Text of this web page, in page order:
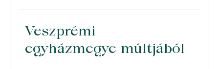
Veszprémi
egyházmegye múltjából